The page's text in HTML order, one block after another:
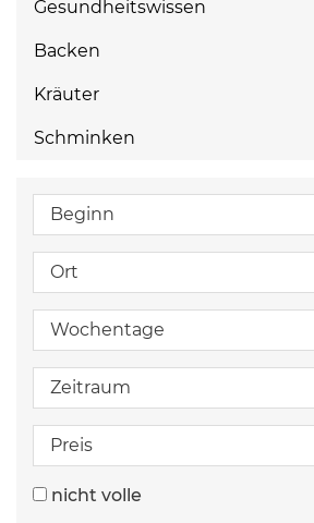
Gesundheitswissen
Backen
Kräuter
Schminken
Beginn
Ort
Wochentage
Zeitraum
Preis
nicht volle